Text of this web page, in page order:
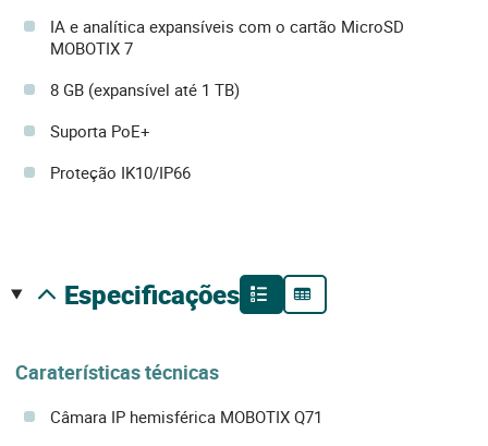
IA e analítica expansíveis com o cartão MicroSD
MOBOTIX 7
8 GB (expansível até 1 TB)
Suporta PoE+
Proteção IK10/IP66
especificações
Caraterísticas técnicas
Câmara IP hemisférica MOBOTIX Q71